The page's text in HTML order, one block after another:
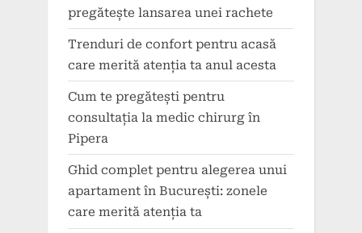
pregătește lansarea unei rachete
Trenduri de confort pentru acasă
care merită atenția ta anul acesta
Cum te pregătești pentru
consultația la medic chirurg în
Pipera
Ghid complet pentru alegerea unui
apartament în București: zonele
care merită atenția ta